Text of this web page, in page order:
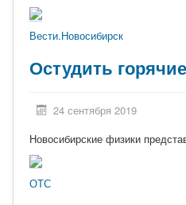
Вести.Новосибирск
Остудить
24 сентября 2019
Новосибирские физики
ОТС